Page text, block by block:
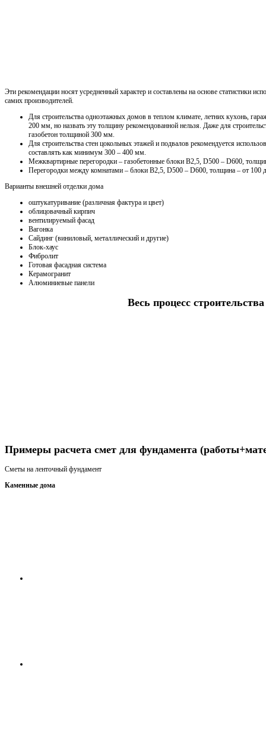
Эти рекомендации носят усредненный характер и составлены на основе статистики
самих производителей.
Для строительства одноэтажных домов в теплом климате, летних кухонь,
200 мм, но назвать эту толщину рекомендованной нельзя. Даже для
газобетон толщиной 300 мм.
Для строительства стен цокольных этажей и подвалов рекомендуется
составлять как минимум 300 – 400 мм.
Межквартирные перегородки – газобетонные блоки В2,5, D500 – D600,
Перегородки между комнатами – блоки В2,5, D500 – D600, толщина – от 100
Варианты внешней отделки дома
оштукатуривание (различная фактура и цвет)
облицовачный кирпич
вентилируемый фасад
Вагонка
Сайдинг (виниловый, металлический и другие)
Блок-хаус
Фибролит
Готовая фасадная система
Керамогранит
Алюминиевые панели
Весь процесс
Примеры расчета смет для фундамента
Сметы на ленточный фундамент
Каменные дома